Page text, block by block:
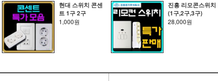
현대 스위치 콘센
트 1구 2구
1,000원
진흥 리모콘스위치
(1구,2구,3구)
28,000원